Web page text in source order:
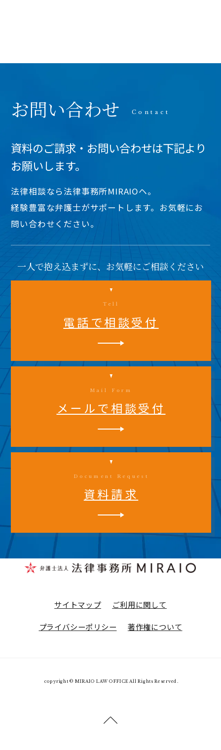
お問い合わせ
資料のご請求・お問い合わせは下記より
お願いします。
法律相談なら法律事務所MIRAIOヘ。
経験豊富な弁護士がサポートします。お気軽にお
問い合わせください。
一人で抱え込まずに、お気軽にご相談ください
Tell
電話で相談受付
Mail Form
メールで相談受付
Document Request
資料請求
サイトマップ ご利用に関して
プライバシーポリシー 著作権について
copyright © MIRAIO LAW OFFICE All Rights Reserved.